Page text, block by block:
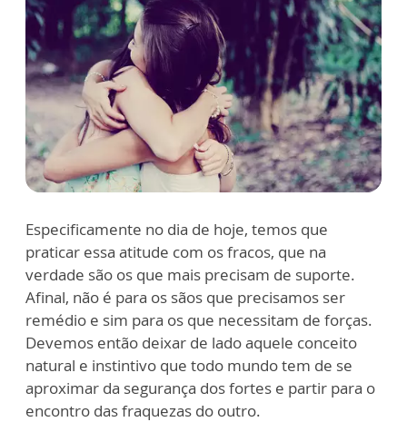
Especificamente no dia de hoje, temos que
praticar essa atitude com os fracos, que na
verdade são os que mais precisam de suporte.
Afinal, não é para os sãos que precisamos ser
remédio e sim para os que necessitam de forças.
Devemos então deixar de lado aquele conceito
natural e instintivo que todo mundo tem de se
aproximar da segurança dos fortes e partir para o
encontro das fraquezas do outro.